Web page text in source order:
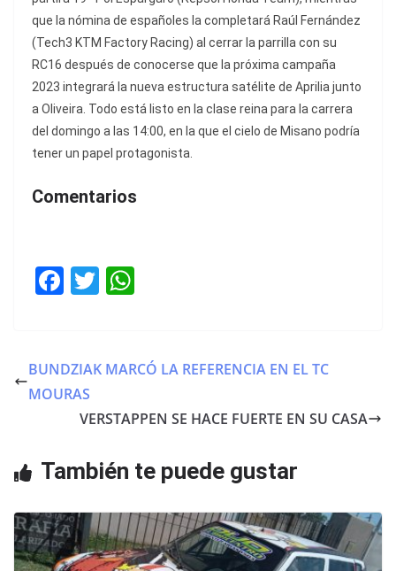
que la nómina de españoles la completará Raúl Fernández
(Tech3 KTM Factory Racing) al cerrar la parrilla con su
RC16 después de conocerse que la próxima campaña
2023 integrará la nueva estructura satélite de Aprilia junto
a Oliveira. Todo está listo en la clase reina para la carrera
del domingo a las 14:00, en la que el cielo de Misano podría
tener un papel protagonista.
Comentarios
F
e
b
o
k
T
er s
p
BUNDZIAK MARCÓ LA REFERENCIA EN EL TC
MOURAS
VERSTAPPEN SE HACE FUERTE EN SU CASA
También te puede gustar